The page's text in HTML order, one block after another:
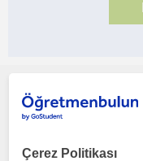
Bu profili
Çerez Politikası